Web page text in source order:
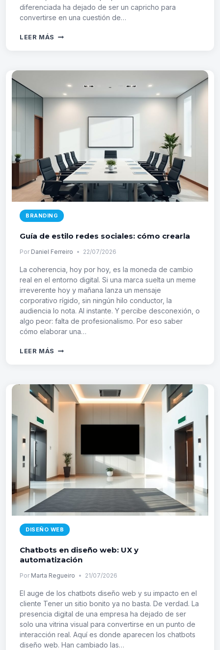
diferenciada ha dejado de ser un capricho para
convertirse en una cuestión de…
LEER MÁS PROPUESTA
BRANDING
Guía de estilo redes sociales: cómo crearla
Por Daniel Ferreiro 22/07/2026
La coherencia, hoy por hoy, es la moneda de cambio
real en el entorno digital. Si una marca suelta un meme
irreverente hoy y mañana lanza un mensaje
corporativo rígido, sin ningún hilo conductor, la
audiencia lo nota. Al instante. Y percibe desconexión, o
algo peor: falta de profesionalismo. Por eso saber
cómo elaborar una…
LEER MÁS GUÍA
SOCIALES:
CÓMO
CREARLA
DISEÑO WEB
Chatbots en diseño web: UX y
automatización
Por Marta Regueiro 21/07/2026
El auge de los chatbots diseño web y su impacto en el
cliente Tener un sitio bonito ya no basta. De verdad. La
presencia digital de una empresa ha dejado de ser
solo una vitrina visual para convertirse en un punto de
interacción real. Aquí es donde aparecen los chatbots
diseño web. Han cambiado las…